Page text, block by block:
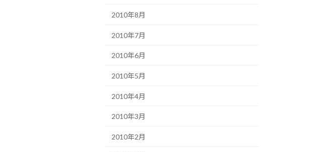
2010年8月
2010年7月
2010年6月
2010年5月
2010年4月
2010年3月
2010年2月